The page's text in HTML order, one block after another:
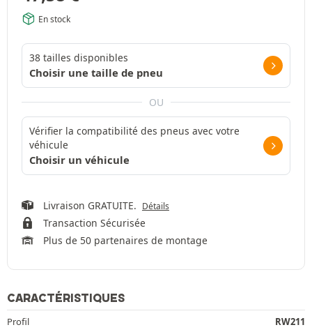
En stock
38 tailles disponibles
Choisir une taille de pneu
OU
Vérifier la compatibilité des pneus avec votre
véhicule
Choisir un véhicule
Livraison GRATUITE. Détails
Transaction Sécurisée
Plus de 50 partenaires de montage
CARACTÉRISTIQUES
Profil
RW211